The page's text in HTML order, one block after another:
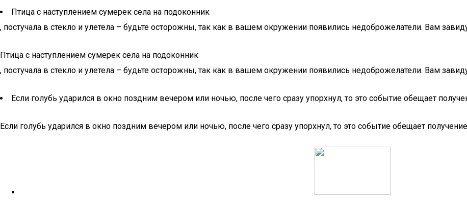
Птица с наступлением сумерек села на подоконник
, постучала в стекло и улетела – будьте осторожны, так как в вашем окружении появились недоброжелатели. Вам
Птица с наступлением сумерек села на подоконник
, постучала в стекло и улетела – будьте осторожны, так как в вашем окружении появились недоброжелатели. Вам
Если голубь ударился в окно поздним вечером или ночью, после чего сразу упорхнул, то это событие обещает
Если голубь ударился в окно поздним вечером или ночью, после чего сразу упорхнул, то это событие обещает